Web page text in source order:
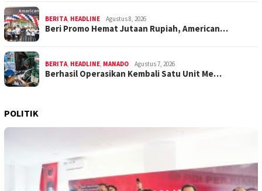
BERITA, HEADLINE Agustus 8, 2026
Beri Promo Hemat Jutaan Rupiah, American…
BERITA, HEADLINE, MANADO Agustus 7, 2026
Berhasil Operasikan Kembali Satu Unit Me…
POLITIK